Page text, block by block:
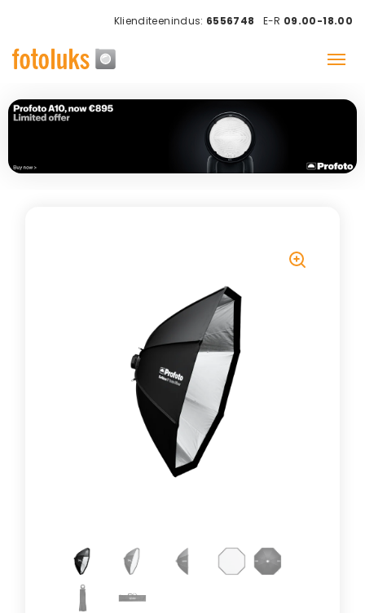
Klienditeenindus: 6556748 E-R 09.00-18.00